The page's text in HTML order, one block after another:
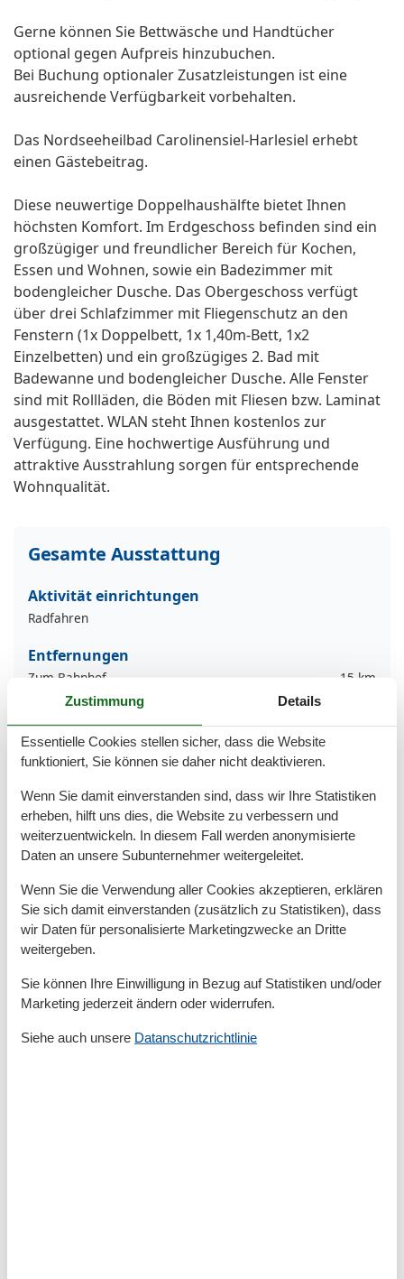
Gerne können Sie Bettwäsche und Handtücher
optional gegen Aufpreis hinzubuchen.
Bei Buchung optionaler Zusatzleistungen ist eine
ausreichende Verfügbarkeit vorbehalten.
Das Nordseeheilbad Carolinensiel-Harlesiel erhebt
einen Gästebeitrag.
Diese neuwertige Doppelhaushälfte bietet Ihnen
höchsten Komfort. Im Erdgeschoss befinden sind ein
großzügiger und freundlicher Bereich für Kochen,
Essen und Wohnen, sowie ein Badezimmer mit
bodengleicher Dusche. Das Obergeschoss verfügt
über drei Schlafzimmer mit Fliegenschutz an den
Fenstern (1x Doppelbett, 1x 1,40m-Bett, 1x2
Einzelbetten) und ein großzügiges 2. Bad mit
Badewanne und bodengleicher Dusche. Alle Fenster
sind mit Rollläden, die Böden mit Fliesen bzw. Laminat
ausgestattet. WLAN steht Ihnen kostenlos zur
Verfügung. Eine hochwertige Ausführung und
attraktive Ausstrahlung sorgen für entsprechende
Wohnqualität.
Gesamte Ausstattung
Aktivität einrichtungen
Radfahren
Entfernungen
Zum Bahnhof
15 km
Zum Strand
Zur Autobahn
20 km
Zur Bushaltestelle
Grundeinrichtungen
Größe
Kinder einrichtungen
Serviceeinrichtungen
Allergikerger. (tierfrei)
Backofen
Doppelbett
Dusche/WC
Französisches Bett
Zustimmung Details
Essentielle Cookies stellen sicher, dass die Website
funktioniert, Sie können sie daher nicht deaktivieren.
Wenn Sie damit einverstanden sind, dass wir Ihre Statistiken
erheben, hilft uns dies, die Website zu verbessern und
weiterzuentwickeln. In diesem Fall werden anonymisierte
Daten an unsere Subunternehmer weitergeleitet.
Wenn Sie die Verwendung aller Cookies akzeptieren, erklären
Sie sich damit einverstanden (zusätzlich zu Statistiken), dass
wir Daten für personalisierte Marketingzwecke an Dritte
weitergeben.
Sie können Ihre Einwilligung in Bezug auf Statistiken und/oder
Marketing jederzeit ändern oder widerrufen.
Siehe auch unsere Datanschutzrichtlinie